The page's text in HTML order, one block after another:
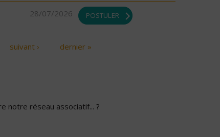
28/07/2026 POSTULER
suivant › dernier »
notre réseau associatif... ?